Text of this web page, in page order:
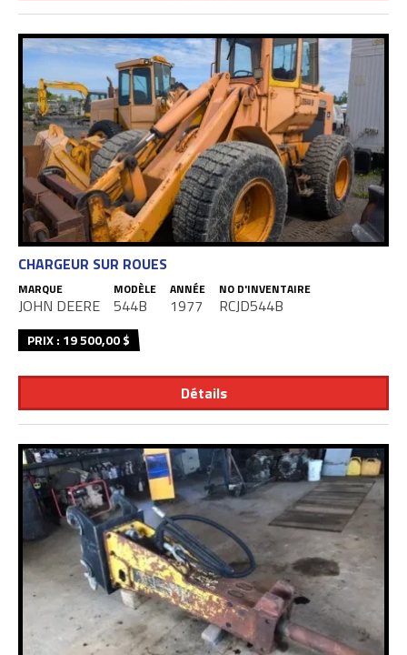
Détails
CHARGEUR SUR ROUES
MARQUE
JOHN DEERE
MODÈLE
544B
ANNÉE
1977
NO D'INVENTAIRE
RCJD544B
PRIX : 19 500,00 $